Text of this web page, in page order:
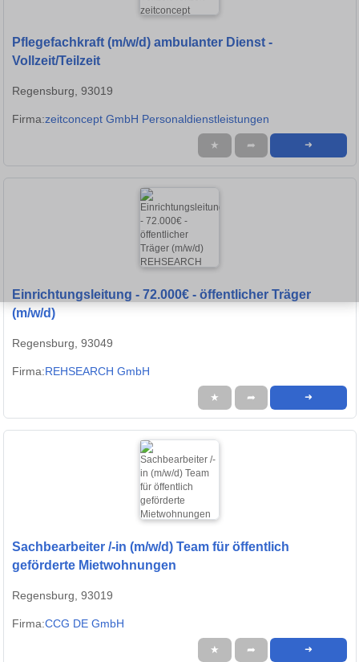
Pflegefachkraft (m/w/d) ambulanter Dienst -
Vollzeit/Teilzeit
Regensburg, 93019
Firma:zeitconcept GmbH Personaldienstleistungen
★ ➦ ➜
Einrichtungsleitung - 72.000€ - öffentlicher Träger
(m/w/d)
Regensburg, 93049
Firma:REHSEARCH GmbH
★ ➦ ➜
Sachbearbeiter /-in (m/w/d) Team für öffentlich
geförderte Mietwohnungen
Regensburg, 93019
Firma:CCG DE GmbH
★ ➦ ➜